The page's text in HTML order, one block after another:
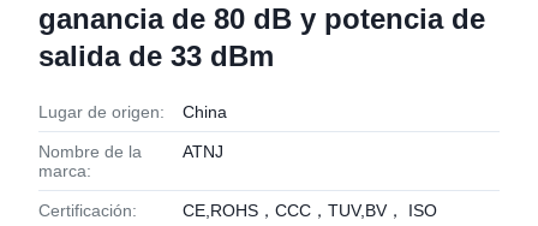
ganancia de 80 dB y potencia de
salida de 33 dBm
Lugar de origen: China
Nombre de la
marca:
ATNJ
Certificación: CE,ROHS，CCC，TUV,BV， ISO